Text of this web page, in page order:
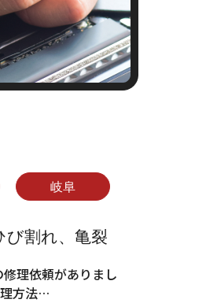
岐阜
割れ、亀裂
理依頼がありまし
方法…